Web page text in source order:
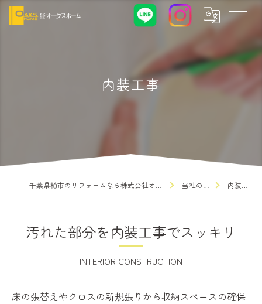
内装工事
当社の特徴 内装工事
汚れた部分を内装工事でスッキリ
INTERIOR CONSTRUCTION
床の張替えやクロスの新規張りから収納スペースの確保